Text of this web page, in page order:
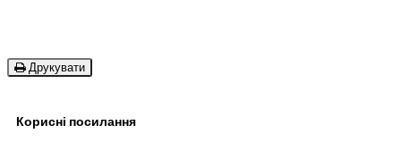
Друкувати
Корисні посилання